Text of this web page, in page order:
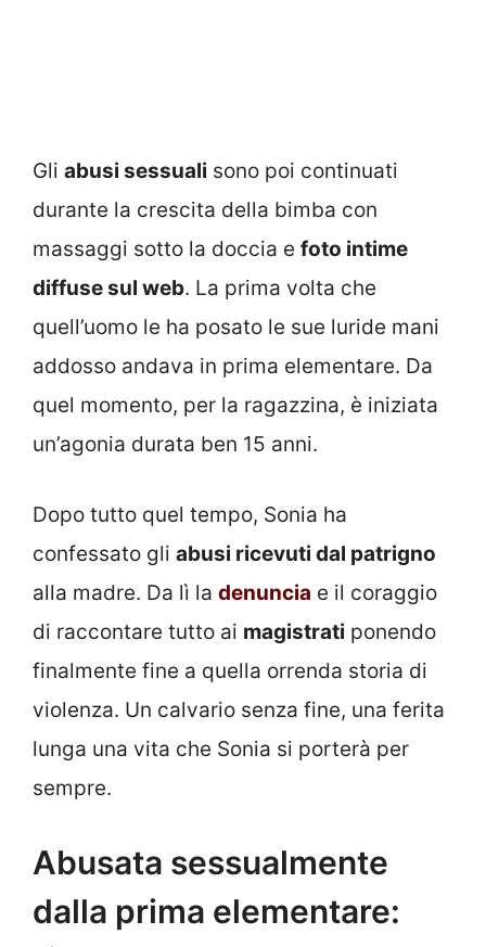
Gli abusi sessuali sono poi continuati
durante la crescita della bimba con
massaggi sotto la doccia e foto intime
diffuse sul web. La prima volta che
quell’uomo le ha posato le sue luride mani
addosso andava in prima elementare. Da
quel momento, per la ragazzina, è iniziata
un’agonia durata ben 15 anni.
Dopo tutto quel tempo, Sonia ha
confessato gli abusi ricevuti dal patrigno
alla madre. Da lì la denuncia e il coraggio
di raccontare tutto ai magistrati ponendo
finalmente fine a quella orrenda storia di
violenza. Un calvario senza fine, una ferita
lunga una vita che Sonia si porterà per
sempre.
Abusata sessualmente
dalla prima elementare: